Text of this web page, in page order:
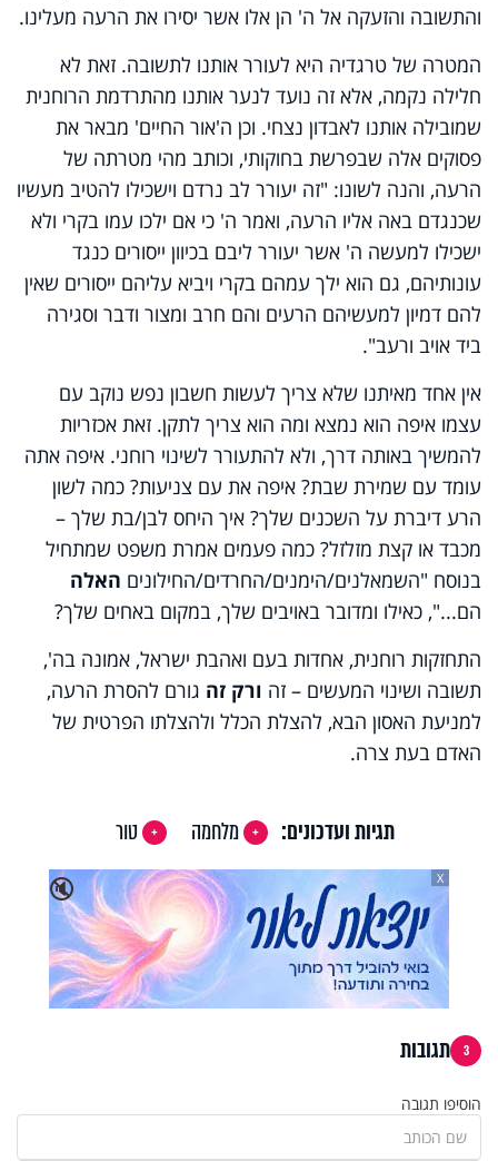
והתשובה והזעקה אל ה' הן אלו אשר יסירו את הרעה מעלינו.
המטרה של טרגדיה היא לעורר אותנו לתשובה. זאת לא
חלילה נקמה, אלא זה נועד לנער אותנו מהתרדמת הרוחנית
שמובילה אותנו לאבדון נצחי. וכן ה'אור החיים' מבאר את
פסוקים אלה שבפרשת בחוקותי, וכותב מהי מטרתה של
הרעה, והנה לשונו: "זה יעורר לב נרדם וישכילו להטיב מעשיו
שכנגדם באה אליו הרעה, ואמר ה' כי אם ילכו עמו בקרי ולא
ישכילו למעשה ה' אשר יעורר ליבם בכיוון ייסורים כנגד
עונותיהם, גם הוא ילך עמהם בקרי ויביא עליהם ייסורים שאין
להם דמיון למעשיהם הרעים והם חרב ומצור ודבר וסגירה
ביד אויב ורעב".
אין אחד מאיתנו שלא צריך לעשות חשבון נפש נוקב עם
עצמו איפה הוא נמצא ומה הוא צריך לתקן. זאת אכזריות
להמשיך באותה דרך, ולא להתעורר לשינוי רוחני. איפה אתה
עומד עם שמירת שבת? איפה את עם צניעות? כמה לשון
הרע דיברת על השכנים שלך? איך היחס לבן/בת שלך –
מכבד או קצת מזלזל? כמה פעמים אמרת משפט שמתחיל
בנוסח "השמאלנים/הימנים/החרדים/החילונים האלה
הם...", כאילו ומדובר באויבים שלך, במקום באחים שלך?
התחזקות רוחנית, אחדות בעם ואהבת ישראל, אמונה בה',
תשובה ושינוי המעשים – זה ורק זה גורם להסרת הרעה,
למניעת האסון הבא, להצלת הכלל ולהצלתו הפרטית של
האדם בעת צרה.
תגיות ועדכונים: מלחמה
טור
🔇
X
3 תגובות
הוסיפו תגובה